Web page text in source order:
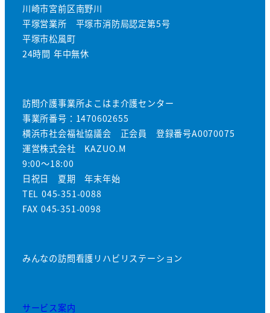
川崎市宮前区南野川
平塚営業所 平塚市消防局認定第5号
平塚市松風町
24時間 年中無休
訪問介護事業所よこはま介護センター
事業所番号：1470602655
横浜市社会福祉協議会 正会員 登録番号A0070075
運営株式会社 KAZUO.M
9:00～18:00
日祝日 夏期 年末年始
TEL 045-351-0088
FAX 045-351-0098
みんなの訪問看護リハビリステーション
サービス案内